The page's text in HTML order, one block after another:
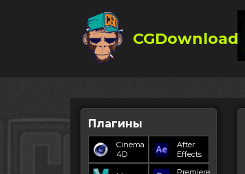
CGDownload
Плагины
Cinema
4D
After
Effects